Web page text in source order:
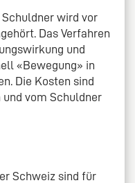
wird vor
Das Verfahren
und
«Bewegung» in
Die Kosten sind
vom Schuldner
Schweiz sind für